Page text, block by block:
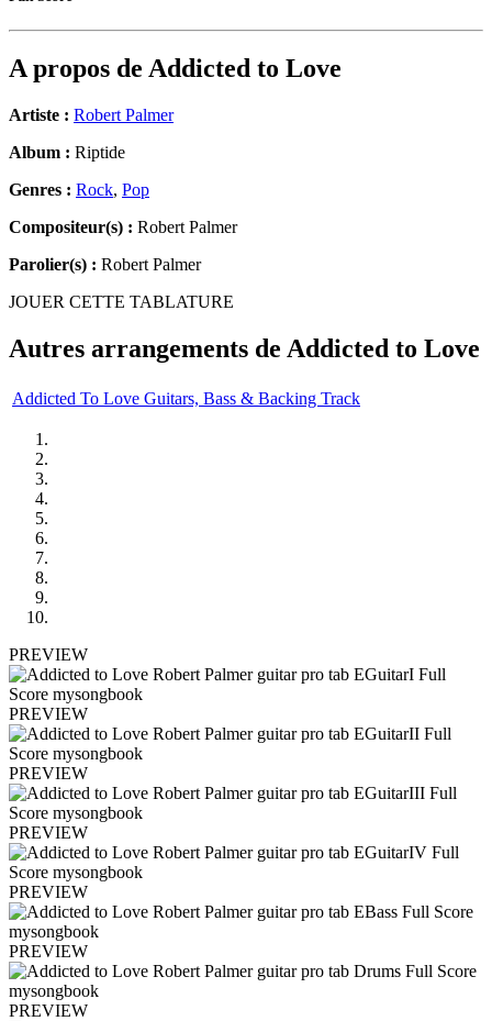
A propos de Addicted to Love
Artiste : Robert Palmer
Album : Riptide
Genres : Rock, Pop
Compositeur(s) : Robert Palmer
Parolier(s) : Robert Palmer
JOUER CETTE TABLATURE
Autres arrangements de Addicted to Love
Addicted To Love Guitars, Bass & Backing Track
PREVIEW
PREVIEW
PREVIEW
PREVIEW
PREVIEW
PREVIEW
PREVIEW